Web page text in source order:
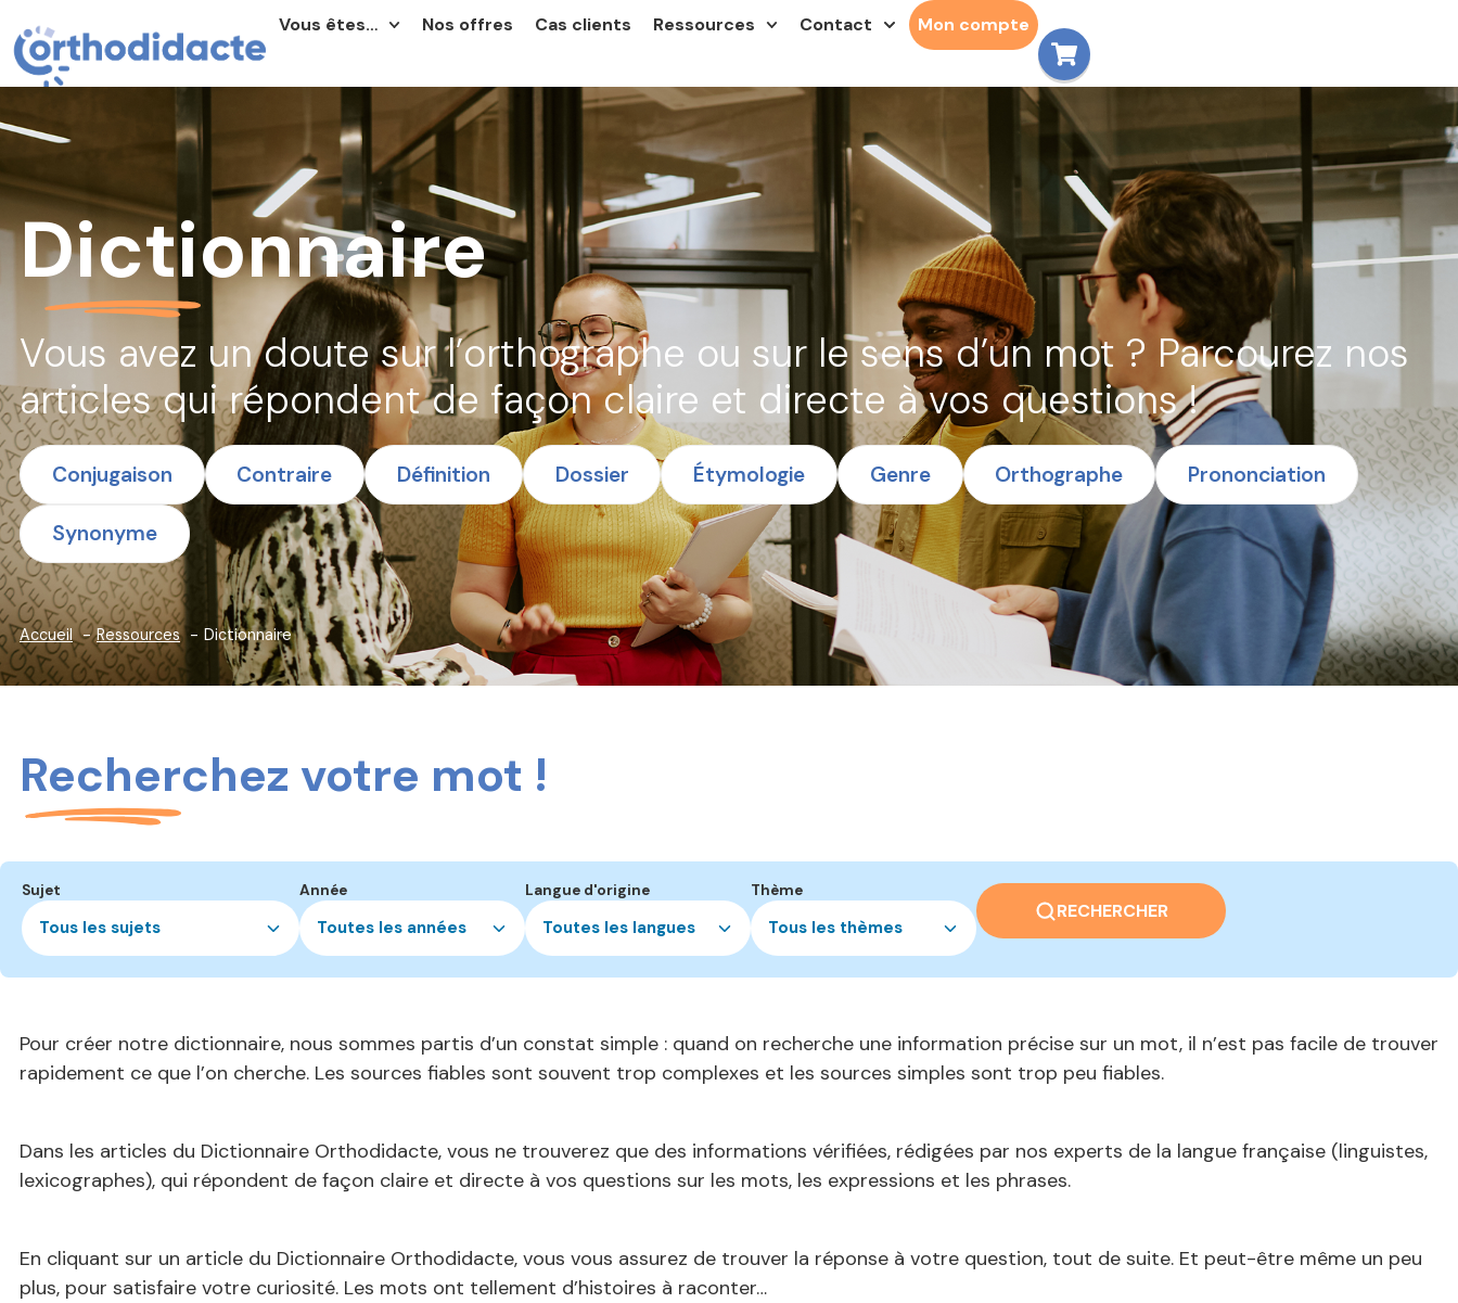
Vous êtes… Nos offres Cas clients Ressources Contact Mon compte
Dictionnaire
Vous avez un doute sur l’orthographe ou sur le sens d’un mot ? Parcourez nos
articles qui répondent de façon claire et directe à vos questions !
Conjugaison Contraire Définition Dossier Étymologie Genre Orthographe Prononciation
Synonyme
Accueil Ressources Dictionnaire
Recherchez votre mot !
Sujet
Tous les sujets
Année
Toutes les années
Langue d'origine
Toutes les langues
Thème
Tous les thèmes
RECHERCHER
Pour créer notre dictionnaire, nous sommes partis d’un constat simple : quand on recherche une information précise sur un mot, il n’est pas facile de trouver
rapidement ce que l’on cherche. Les sources fiables sont souvent trop complexes et les sources simples sont trop peu fiables.
Dans les articles du Dictionnaire Orthodidacte, vous ne trouverez que des informations vérifiées, rédigées par nos experts de la langue française (linguistes,
lexicographes), qui répondent de façon claire et directe à vos questions sur les mots, les expressions et les phrases.
En cliquant sur un article du Dictionnaire Orthodidacte, vous vous assurez de trouver la réponse à votre question, tout de suite. Et peut-être même un peu
plus, pour satisfaire votre curiosité. Les mots ont tellement d’histoires à raconter…